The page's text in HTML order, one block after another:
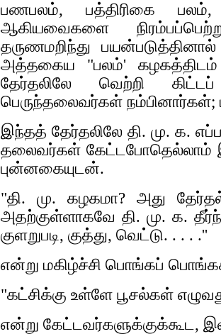
பணபலம், பத்திரிகை
ஆகியவைகளை
தருணமறிந்து
அத்தகைய "பலம்' கழகத்திடம்
தேர்தலிலே வெற்றி
பெருந்தலைவர்கள் நம்பினார்கள்;
இந்தத் தேர்தலிலே தி. மு. க.
தலைவர்கள் கேட்டபோதெல்லாம்
புன்னகையுடன்.
"தி. மு. கழகமா? அது
அதற்குள்ளாகவே தி. மு. க.
குளறுபடி, குத்து, வெட்டு. . . . .''
என்று மகிழ்ச்சி பொங்கப்
"கட்சிக்கு உள்ளே பூசல்கள்
என்று கேட்டவர்களுக்குக்கூட,